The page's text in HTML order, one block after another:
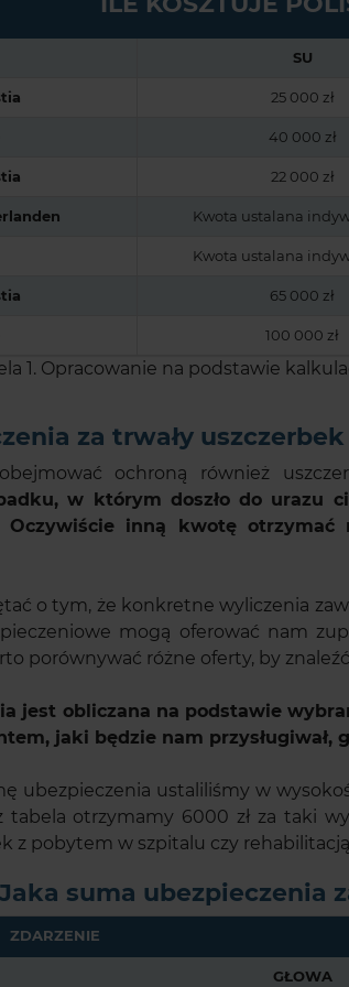
SU
25 000 zł
40 000 zł
22 000 zł
Kwota ustalana
Kwota ustalana
65 000 zł
100 000 zł
1. Opracowanie na podstawie
za trwały
ochroną również
w którym doszło do urazu
Oczywiście inną kwotę
o tym, że konkretne wyliczenia
mogą oferować nam
porównywać różne oferty, by
jest obliczana na podstawie
jaki będzie nam przysługiwał,
ubezpieczenia ustaliliśmy w
tabela otrzymamy 6000 zł za taki
z pobytem w szpitalu czy
Jaka suma ubezpieczenia
ZDARZENIE
GŁOWA